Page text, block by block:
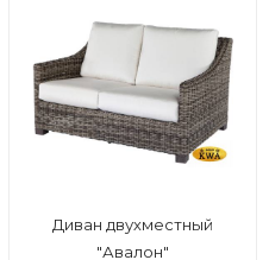
Диван двухместный
"Авалон"